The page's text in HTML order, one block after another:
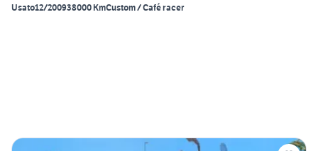
Usato12/200938000 KmCustom / Café racer